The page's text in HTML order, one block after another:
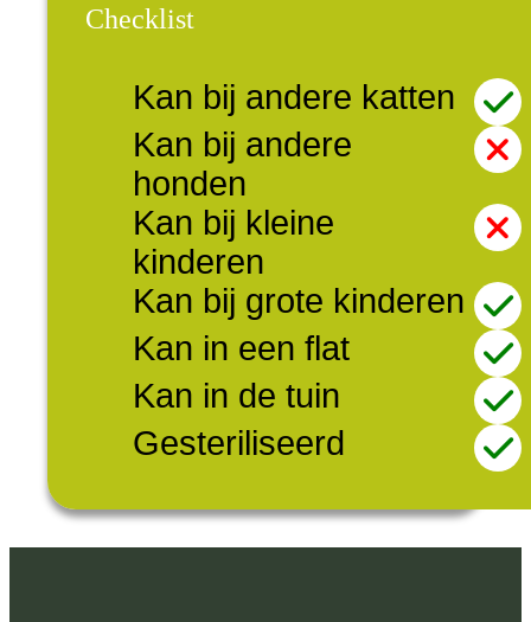
Checklist
Kan bij andere katten
Kan bij andere
honden
Kan bij kleine
kinderen
Kan bij grote kinderen
Kan in een flat
Kan in de tuin
Gesteriliseerd